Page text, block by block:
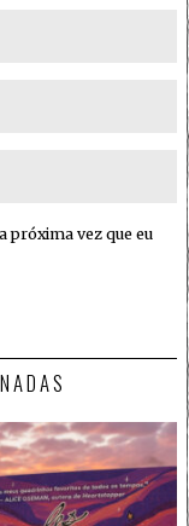
próxima vez que eu